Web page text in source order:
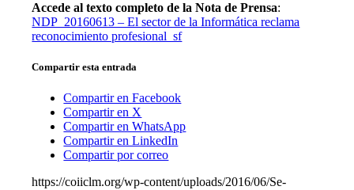
Accede al texto completo de la Nota de Prensa:
NDP_20160613 – El sector de la Informática reclama
reconocimiento profesional_sf
Compartir esta entrada
Compartir en Facebook
Compartir en X
Compartir en WhatsApp
Compartir en LinkedIn
Compartir por correo
https://coiiclm.org/wp-content/uploads/2016/06/Se-